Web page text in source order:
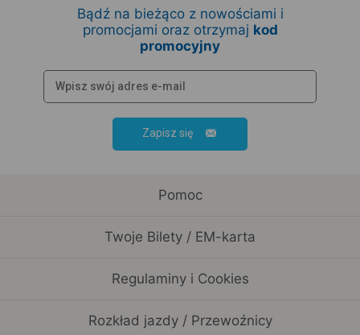
Bądź na bieżąco z nowościami i
promocjami oraz otrzymaj kod
promocyjny
Zapisz się
Pomoc
Twoje Bilety / EM-karta
Regulaminy i Cookies
Rozkład jazdy / Przewoźnicy